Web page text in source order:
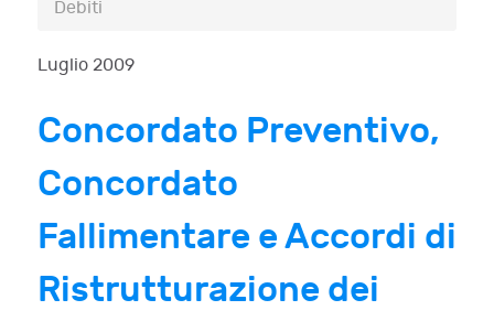
Debiti
Luglio 2009
Concordato Preventivo,
Concordato
Fallimentare e Accordi di
Ristrutturazione dei